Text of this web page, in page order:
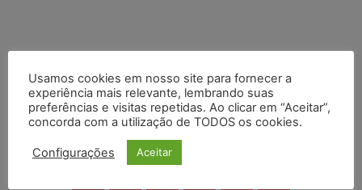
Usamos cookies em nosso site para fornecer a
experiência mais relevante, lembrando suas
preferências e visitas repetidas. Ao clicar em “Aceitar”,
concorda com a utilização de TODOS os cookies.
Configurações Aceitar